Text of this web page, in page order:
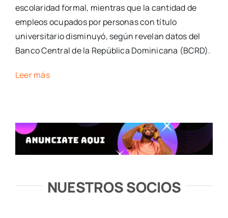
escolaridad formal, mientras que la cantidad de
empleos ocupados por personas con título
universitario disminuyó, según revelan datos del
Banco Central de la República Dominicana (BCRD).
Leer más
NUESTROS SOCIOS